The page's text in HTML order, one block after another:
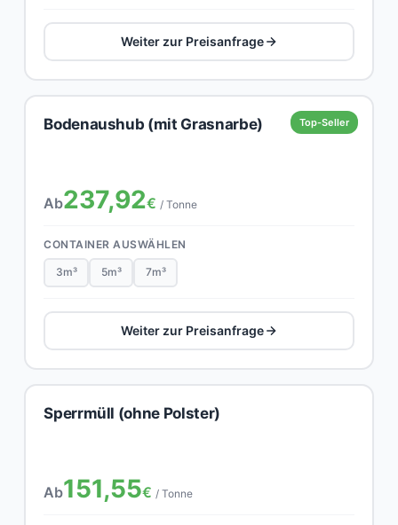
Weiter zur Preisanfrage
Top-Seller
Bodenaushub (mit Grasnarbe)
Ab237,92€ / Tonne
CONTAINER AUSWÄHLEN
3m³ 5m³ 7m³
Weiter zur Preisanfrage
Sperrmüll (ohne Polster)
Ab151,55€ / Tonne